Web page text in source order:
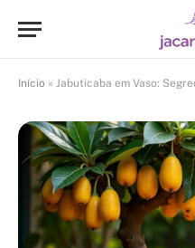
Início » Jabuticaba em Vaso: